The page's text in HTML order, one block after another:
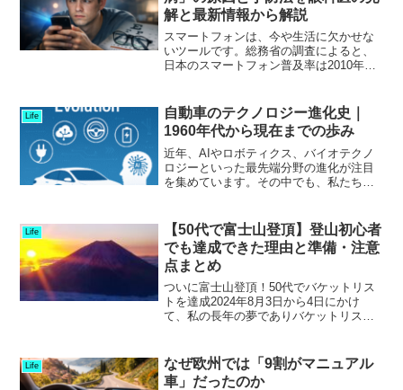
解と最新情報から解説
スマートフォンは、今や生活に欠かせな
いツールです。総務省の調査によると、
日本のスマートフォン普及率は2010年の
います。しかし、その便利さの裏で、新
たな健康リ...
Life
自動車のテクノロジー進化史｜
1960年代から現在までの歩み
近年、AIやロボティクス、バイオテクノ
ロジーといった最先端分野の進化が注目
を集めています。その中でも、私たちの
1907年に日本初のガソリン自動車が誕生
してから100年以...
Life
【50代で富士山登頂】登山初心者
でも達成できた理由と準備・注意
点まとめ
ついに富士山登頂！50代でバケットリス
トを達成2024年8月3日から4日にかけ
て、私の長年の夢でありバケットリスト
ことで体力的な不安もありましたが、無
事に登頂できたこ...
Life
なぜ欧州では「9割がマニュアル
車」だったのか